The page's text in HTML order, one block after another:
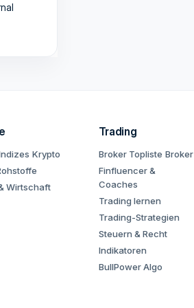
Krypto
Wirtschaft
Trading
Broker Topliste Broker
Finfluencer &
Coaches
Trading lernen
Trading-Strategien
Steuern & Recht
Indikatoren
BullPower Algo